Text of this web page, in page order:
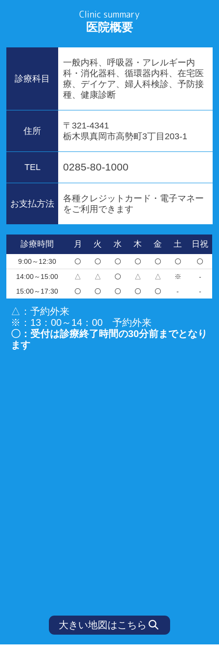
Clinic summary
医院概要
診療科目
一般内科、呼吸器・アレルギー内
科・消化器科、循環器内科、在宅医
療、デイケア、婦人科検診、予防接
種、健康診断
住所
〒321-4341
栃木県真岡市高勢町3丁目203-1
TEL 0285-80-1000
お支払方法
各種クレジットカード・電子マネー
をご利用できます
診療時間 月 火 水 木 金 土 日祝
9:00～12:30
14:00～15:00
△ △ △ △ ※
-
15:00～17:30
- -
△：予約外来
※：13：00～14：00 予約外来
〇：受付は診療終了時間の30分前までとなり
ます
大きい地図はこちら